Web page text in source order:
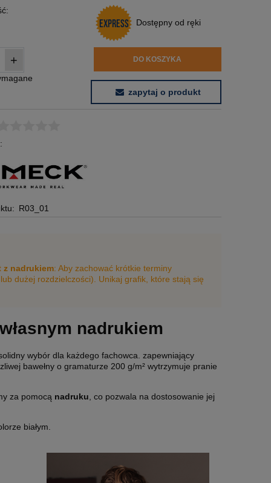
Dostępny od ręki
+ DO KOSZYKA
zapytaj o produkt
R03_01
z nadrukiem: Aby zachować krótkie terminy
dużej rozdzielczości). Unikaj grafik, które stają się
nadrukiem
wybór dla każdego fachowca. zapewniający
bawełny o gramaturze 200 g/m² wytrzymuje pranie
za pomocą nadruku , co pozwala na dostosowanie jej
białym.